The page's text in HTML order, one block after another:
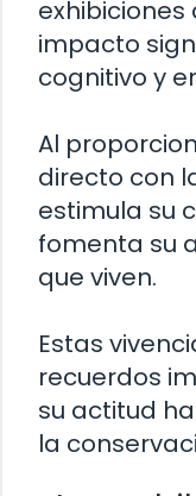
impacto
cognitivo y
Al
directo con
estimula su
fomenta su
que viven.
Estas
recuerdos
su actitud
la